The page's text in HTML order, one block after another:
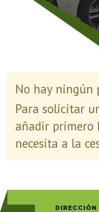
No hay ningún
Para solicitar
añadir primero
necesita a la
DIRECCIÓN